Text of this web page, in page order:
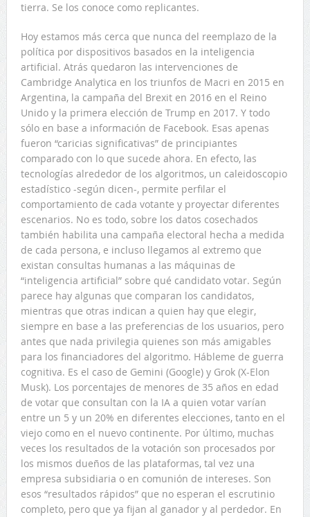
tierra. Se los conoce como replicantes.
Hoy estamos más cerca que nunca del reemplazo de la
política por dispositivos basados en la inteligencia
artificial. Atrás quedaron las intervenciones de
Cambridge Analytica en los triunfos de Macri en 2015 en
Argentina, la campaña del Brexit en 2016 en el Reino
Unido y la primera elección de Trump en 2017. Y todo
sólo en base a información de Facebook. Esas apenas
fueron “caricias significativas” de principiantes
comparado con lo que sucede ahora. En efecto, las
tecnologías alrededor de los algoritmos, un caleidoscopio
estadístico -según dicen-, permite perfilar el
comportamiento de cada votante y proyectar diferentes
escenarios. No es todo, sobre los datos cosechados
también habilita una campaña electoral hecha a medida
de cada persona, e incluso llegamos al extremo que
existan consultas humanas a las máquinas de
“inteligencia artificial” sobre qué candidato votar. Según
parece hay algunas que comparan los candidatos,
mientras que otras indican a quien hay que elegir,
siempre en base a las preferencias de los usuarios, pero
antes que nada privilegia quienes son más amigables
para los financiadores del algoritmo. Hábleme de guerra
cognitiva. Es el caso de Gemini (Google) y Grok (X-Elon
Musk). Los porcentajes de menores de 35 años en edad
de votar que consultan con la IA a quien votar varían
entre un 5 y un 20% en diferentes elecciones, tanto en el
viejo como en el nuevo continente. Por último, muchas
veces los resultados de la votación son procesados por
los mismos dueños de las plataformas, tal vez una
empresa subsidiaria o en comunión de intereses. Son
esos “resultados rápidos” que no esperan el escrutinio
completo, pero que ya fijan al ganador y al perdedor. En